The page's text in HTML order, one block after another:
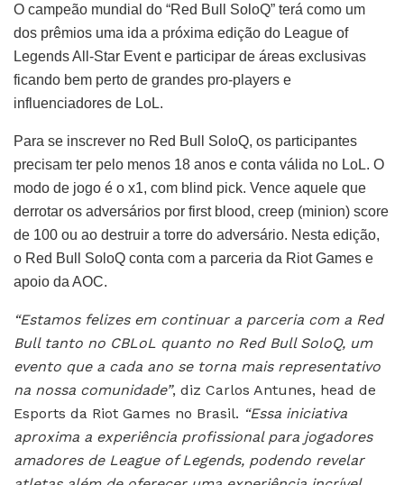
O campeão mundial do “Red Bull SoloQ” terá como um
dos prêmios uma ida a próxima edição do League of
Legends All-Star Event e participar de áreas exclusivas
ficando bem perto de grandes pro-players e
influenciadores de LoL.
Para se inscrever no Red Bull SoloQ, os participantes
precisam ter pelo menos 18 anos e conta válida no LoL. O
modo de jogo é o x1, com blind pick. Vence aquele que
derrotar os adversários por first blood, creep (minion) score
de 100 ou ao destruir a torre do adversário. Nesta edição,
o Red Bull SoloQ conta com a parceria da Riot Games e
apoio da AOC.
“Estamos felizes em continuar a parceria com a Red
Bull tanto no CBLoL quanto no Red Bull SoloQ, um
evento que a cada ano se torna mais representativo
na nossa comunidade”, diz Carlos Antunes, head de
Esports da Riot Games no Brasil. “Essa iniciativa
aproxima a experiência profissional para jogadores
amadores de League of Legends, podendo revelar